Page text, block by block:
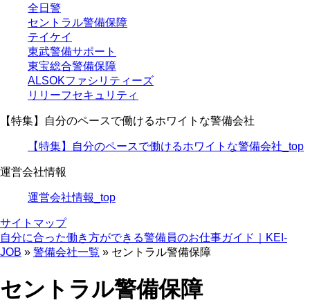
全日警
セントラル警備保障
テイケイ
東武警備サポート
東宝総合警備保障
ALSOKファシリティーズ
リリーフセキュリティ
【特集】自分のペースで働けるホワイトな警備会社
【特集】自分のペースで働けるホワイトな警備会社_top
運営会社情報
運営会社情報_top
サイトマップ
自分に合った働き方ができる警備員のお仕事ガイド｜KEI-
JOB » 警備会社一覧 » セントラル警備保障
セントラル警備保障